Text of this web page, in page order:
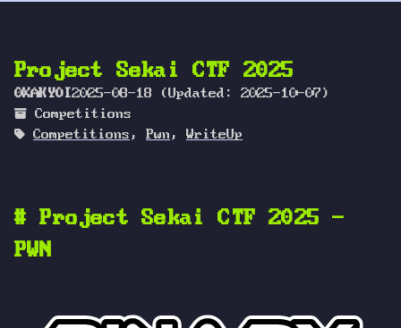
Project Sekai CTF 2025
0XAKYOI2025-08-18 (Updated: 2025-10-07 )
Competitions
Competitions , Pwn , WriteUp
# Project Sekai CTF 2025 -
PWN